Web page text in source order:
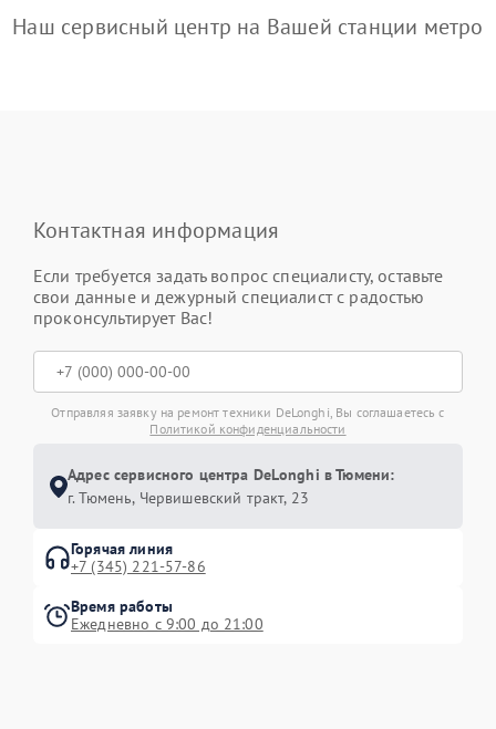
Наш сервисный центр на Вашей станции метро
Контактная информация
Если требуется задать вопрос специалисту, оставьте
свои данные и дежурный специалист с радостью
проконсультирует Вас!
Отправляя заявку на ремонт техники DeLonghi, Вы соглашаетесь с
Политикой конфиденциальности
Адрес сервисного центра DeLonghi в Тюмени:
г. Тюмень, ​Червишевский тракт, 23
Горячая линия
+7 (345) 221-57-86
Время работы
Ежедневно с 9:00 до 21:00